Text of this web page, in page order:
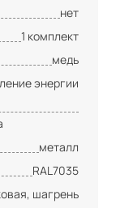
нет
1 комплект
медь
энергии
металл
RAL7035
шагрень